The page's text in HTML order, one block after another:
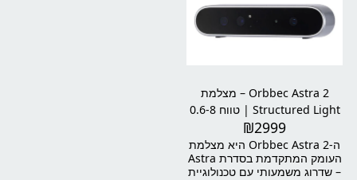
ותכונות מתקדמות כמו מעקב
אוטומטי אחר אובייקטים וצילום
ב-360 מעלות – תנו לדמיון שלכם
Orbbec Astra 2 – מצלמת
Structured Light | טווח 0.6-8
IMU + Multi-Cam Sync)
₪2999
ה-Orbbec Astra 2 היא מצלמת
העומק המתקדמת בסדרת Astra
– שדרוג משמעותי עם טכנולוגיית